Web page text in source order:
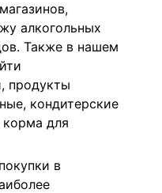
алкогольных
Также в нашем
продукты
кондитерские
для
в